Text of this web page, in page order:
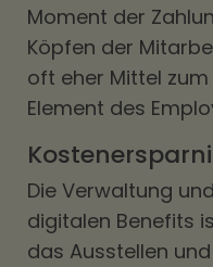
Moment der
Köpfen der
oft eher Mittel
Element des
Die Verwaltung
digitalen Benefits
das Ausstellen